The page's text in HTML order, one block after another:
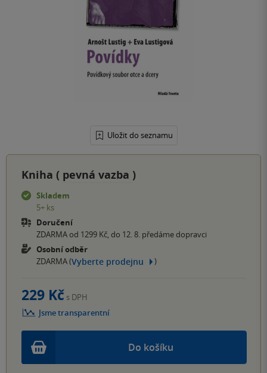
Uložit do seznamu
Kniha ( pevná vazba )
Skladem
5+ ks
Doručení
ZDARMA od 1299 Kč, do 12. 8. předáme dopravci
Osobní odběr
ZDARMA (Vyberte prodejnu )
Do košíku
229 Kč s DPH
Jsme transparentní